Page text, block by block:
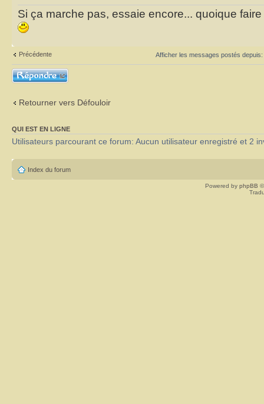
Si ça marche pas, essaie encore... quoique
Précédente Afficher les messages postés depuis:
Répondre
Retourner vers Défouloir
QUI EST EN LIGNE
Utilisateurs parcourant ce forum: Aucun utilisateur enregistré et 2
Index du forum
Powered by phpBB